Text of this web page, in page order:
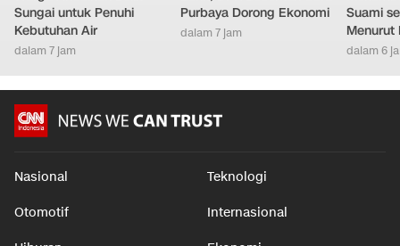
Sungai untuk Penuhi
Kebutuhan Air
dalam 7 jam
Purbaya Dorong Ekonomi
dalam 7 jam
Suami
Menurut
dalam 6
Nasional Teknologi
Otomotif Internasional